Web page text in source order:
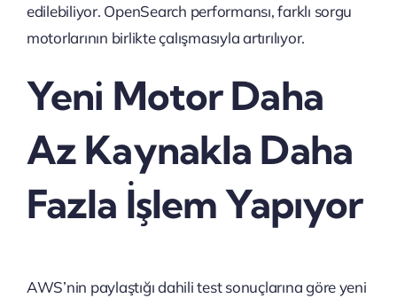
edilebiliyor. OpenSearch performansı, farklı sorgu
motorlarının birlikte çalışmasıyla artırılıyor.
Yeni Motor Daha
Az Kaynakla Daha
Fazla İşlem Yapıyor
AWS’nin paylaştığı dahili test sonuçlarına göre yeni